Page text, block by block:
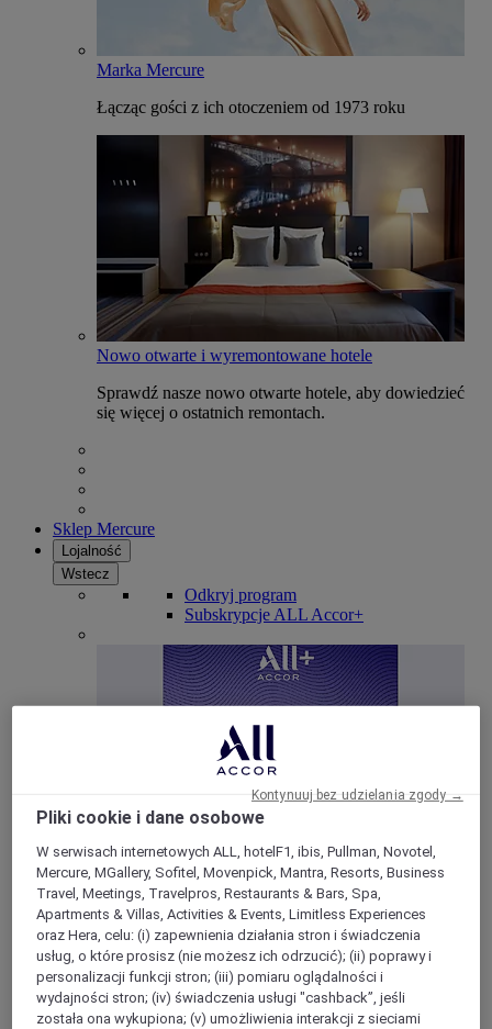
Marka Mercure
Łącząc gości z ich otoczeniem od 1973 roku
Nowo otwarte i wyremontowane hotele
Sprawdź nasze nowo otwarte hotele, aby dowiedzieć
się więcej o ostatnich remontach.
Sklep Mercure
Lojalność
Wstecz
Odkryj program
Subskrypcje ALL Accor+
ALL Accor+ Voyager
15% znizki przez cały rok na pobyty w ponad 30
markach
DOŁĄCZ TERAZ
Więcej
Pliki cookie i dane osobowe
W serwisach internetowych ALL, hotelF1, ibis, Pullman, Novotel,
Mercure, MGallery, Sofitel, Movenpick, Mantra, Resorts, Business
Travel, Meetings, Travelpros, Restaurants & Bars, Spa,
Apartments & Villas, Activities & Events, Limitless Experiences
oraz Hera, celu: (i) zapewnienia działania stron i świadczenia
usług, o które prosisz (nie możesz ich odrzucić); (ii) poprawy i
personalizacji funkcji stron; (iii) pomiaru oglądalności i
wydajności stron; (iv) świadczenia usługi "cashback”, jeśli
została ona wykupiona; (v) umożliwienia interakcji z sieciami
Kontynuuj bez udzielania zgody →